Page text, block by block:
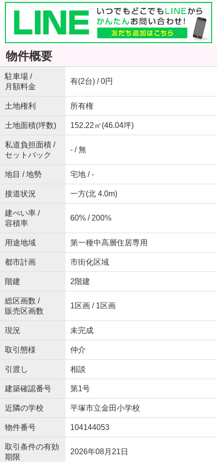
物件概要
駐車場 /
月額料金
有(2台) / 0円
土地権利 所有権
土地面積(坪数) 152.22㎡(46.04坪)
私道負担面積 /
セットバック
- / 無
地目 / 地勢 宅地 / -
接道状況 一方(北 4.0m)
建ぺい率 /
容積率
60% / 200%
用途地域 第一種中高層住居専用
都市計画 市街化区域
階建 2階建
総区画数 /
販売区画数
1区画 / 1区画
現況 未完成
取引態様 仲介
引渡し 相談
建築確認番号 第1号
近隣の学校 平塚市立金田小学校
物件番号 104144053
取引条件の有効
期限
2026年08月21日